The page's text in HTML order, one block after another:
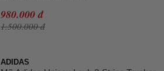
980.000 đ
1.500.000 đ
ADIDAS